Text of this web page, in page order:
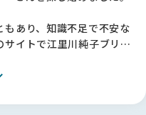
あり、知識不足で不安な
イトで江里川純子ブリー
川さんの元で育った子な